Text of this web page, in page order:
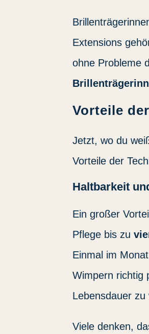
Extensions
ohne Probleme
Vorteile
Jetzt, wo du
Vorteile der
Haltbarkeit
Ein großer
Pflege bis zu
Einmal im
Wimpern richtig
Lebensdauer zu
Viele denken,